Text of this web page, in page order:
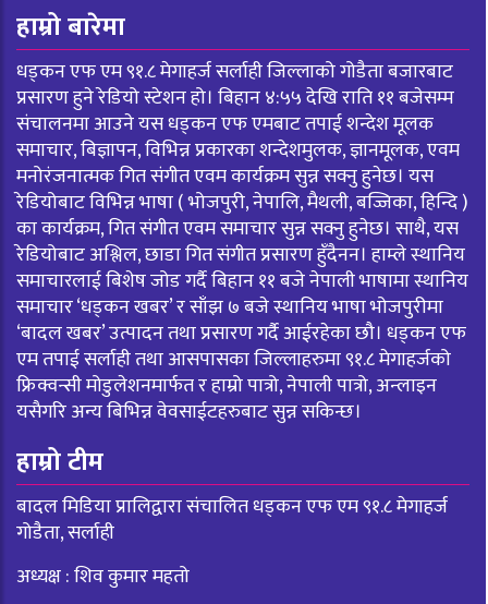
हाम्रो बारेमा
धड्कन एफ एम ९१.८ मेगाहर्ज सर्लाही जिल्लाको गोडैता बजारबाट
प्रसारण हुने रेडियो स्टेशन हो। बिहान ४:५५ देखि राति ११ बजेसम्म
संचालनमा आउने यस धड्कन एफ एमबाट तपाई शन्देश मूलक
समाचार, बिज्ञापन, विभिन्न प्रकारका शन्देशमुलक, ज्ञानमूलक, एवम
मनोरंजनात्मक गित संगीत एवम कार्यक्रम सुन्न सक्नु हुनेछ। यस
रेडियोबाट विभिन्न भाषा ( भोजपुरी, नेपालि, मैथली, बज्जिका, हिन्दि )
का कार्यक्रम, गित संगीत एवम समाचार सुन्न सक्नु हुनेछ। साथै, यस
रेडियोबाट अश्लिल, छाडा गित संगीत प्रसारण हुँदैनन। हाम्ले स्थानिय
समाचारलाई बिशेष जोड गर्दै बिहान ११ बजे नेपाली भाषामा स्थानिय
समाचार ‘धड्कन खबर’ र साँझ ७ बजे स्थानिय भाषा भोजपुरीमा
‘बादल खबर’ उत्पादन तथा प्रसारण गर्दै आईरहेका छौ। धड्कन एफ
एम तपाई सर्लाही तथा आसपासका जिल्लाहरुमा ९१.८ मेगाहर्जको
फ्रिक्वन्सी मोडुलेशनमार्फत र हाम्रो पात्रो, नेपाली पात्रो, अन्लाइन
यसैगरि अन्य बिभिन्न वेवसाईटहरुबाट सुन्न सकिन्छ।
हाम्रो टीम
बादल मिडिया प्रालिद्वारा संचालित धड्कन एफ एम ९१.८ मेगाहर्ज
गोडैता, सर्लाही
अध्यक्ष : शिव कुमार महतो